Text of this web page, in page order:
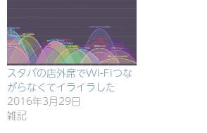
スタバの店外席でWi-Fiつな
がらなくてイライラした
2016年3月29日
雑記